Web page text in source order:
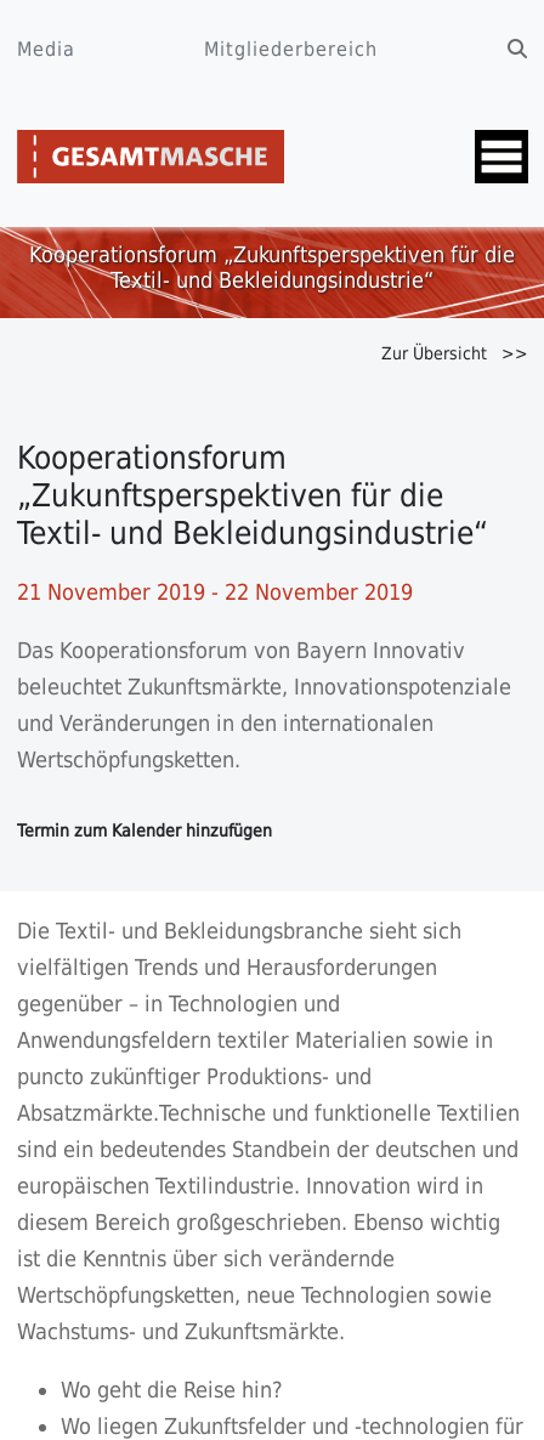
Media Mitgliederbereich
Kooperationsforum „Zukunftsperspektiven für die
Textil- und Bekleidungsindustrie“
Zur Übersicht >>
Kooperationsforum
„Zukunftsperspektiven für die
Textil- und Bekleidungsindustrie“
21 November 2019 - 22 November 2019
Das Kooperationsforum von Bayern Innovativ
beleuchtet Zukunftsmärkte, Innovationspotenziale
und Veränderungen in den internationalen
Wertschöpfungsketten.
Die Textil- und Bekleidungsbranche sieht sich
vielfältigen Trends und Herausforderungen
gegenüber – in Technologien und
Anwendungsfeldern textiler Materialien sowie in
puncto zukünftiger Produktions- und
Absatzmärkte.Technische und funktionelle Textilien
sind ein bedeutendes Standbein der deutschen und
europäischen Textilindustrie. Innovation wird in
diesem Bereich großgeschrieben. Ebenso wichtig
ist die Kenntnis über sich verändernde
Wertschöpfungsketten, neue Technologien sowie
Wachstums- und Zukunftsmärkte.
Wo geht die Reise hin?
Wo liegen Zukunftsfelder und -technologien für